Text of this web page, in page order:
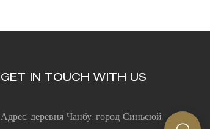
GET IN TOUCH WITH US
Адрес: деревня Чанбу, город Синьсюй,